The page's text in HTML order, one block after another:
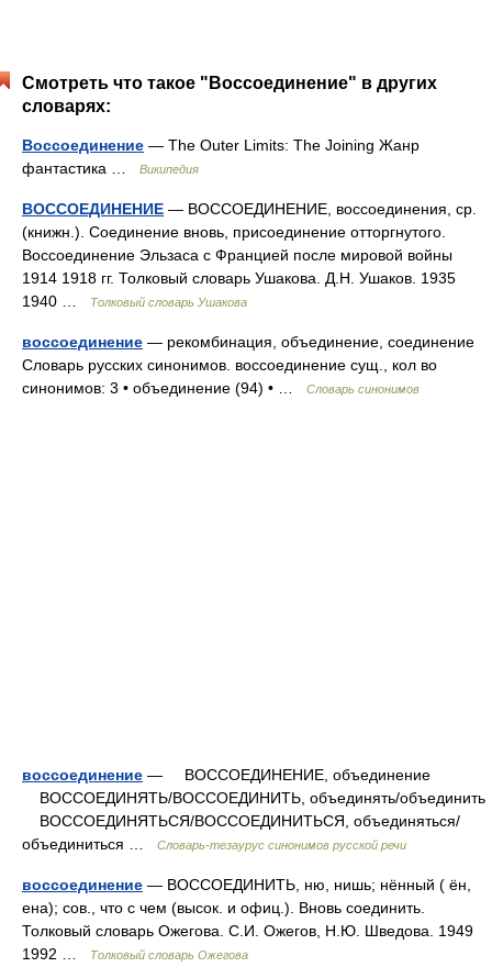
Смотреть что такое "Воссоединение" в других
словарях:
Воссоединение — The Outer Limits: The Joining Жанр
фантастика …
Википедия
ВОССОЕДИНЕНИЕ — ВОССОЕДИНЕНИЕ, воссоединения, ср.
(книжн.). Соединение вновь, присоединение отторгнутого.
Воссоединение Эльзаса с Францией после мировой войны
1914 1918 гг. Толковый словарь Ушакова. Д.Н. Ушаков. 1935
1940 …
Толковый словарь Ушакова
воссоединение — рекомбинация, объединение, соединение
Словарь русских синонимов. воссоединение сущ., кол во
синонимов: 3 • объединение (94) • …
Словарь синонимов
воссоединение — ВОССОЕДИНЕНИЕ, объединение
ВОССОЕДИНЯТЬ/ВОССОЕДИНИТЬ, объединять/объединить
ВОССОЕДИНЯТЬСЯ/ВОССОЕДИНИТЬСЯ, объединяться/
объединиться …
Словарь-тезаурус синонимов русской речи
воссоединение — ВОССОЕДИНИТЬ, ню, нишь; нённый ( ён,
ена); сов., что с чем (высок. и офиц.). Вновь соединить.
Толковый словарь Ожегова. С.И. Ожегов, Н.Ю. Шведова. 1949
1992 …
Толковый словарь Ожегова